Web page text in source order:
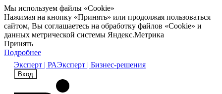
Мы используем файлы «Cookie»
Нажимая на кнопку «Принять» или продолжая пользоваться
сайтом, Вы соглашаетесь на обработку файлов «Cookie» и
данных метрической системы Яндекс.Метрика
Принять
Подробнее
Эксперт | РАЭксперт | Бизнес-решения
Вход